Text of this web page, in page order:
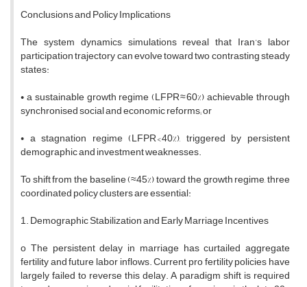
Conclusions and Policy Implications
The system dynamics simulations reveal that Iran’s labor
participation trajectory can evolve toward two contrasting steady
states:
• a sustainable growth regime (LFPR ≈ 60%) achievable through
synchronised social and economic reforms; or
• a stagnation regime (LFPR < 40%), triggered by persistent
demographic and investment weaknesses.
To shift from the baseline (≈45%) toward the growth regime, three
coordinated policy clusters are essential:
1. Demographic Stabilization and Early Marriage Incentives
o The persistent delay in marriage has curtailed aggregate
fertility and future labor inflows. Current pro fertility policies have
largely failed to reverse this delay. A paradigm shift is required